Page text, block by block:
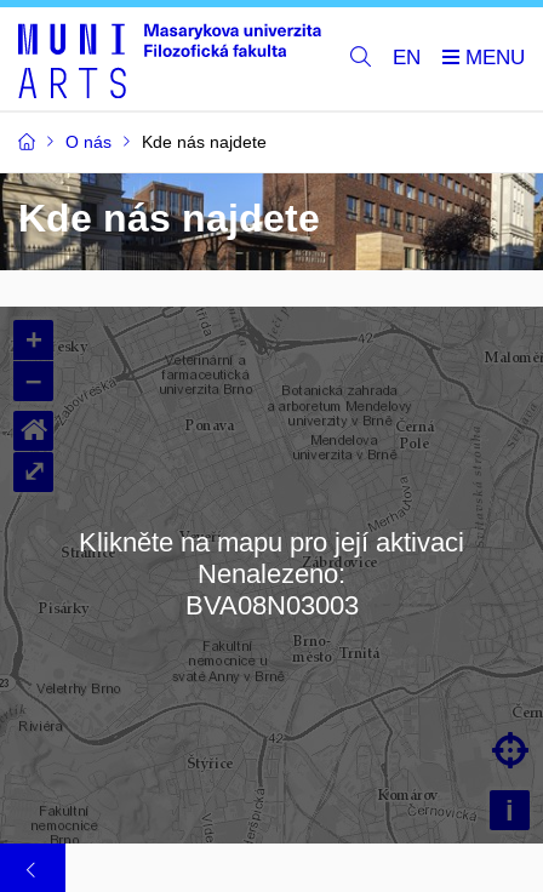
EN
O nás Kde nás najdete
Kde nás najdete
Načítám mapu…
+
–
i

⌂
⤢
Klikněte na mapu pro její aktivaci
Nenalezeno:
BVA08N03003